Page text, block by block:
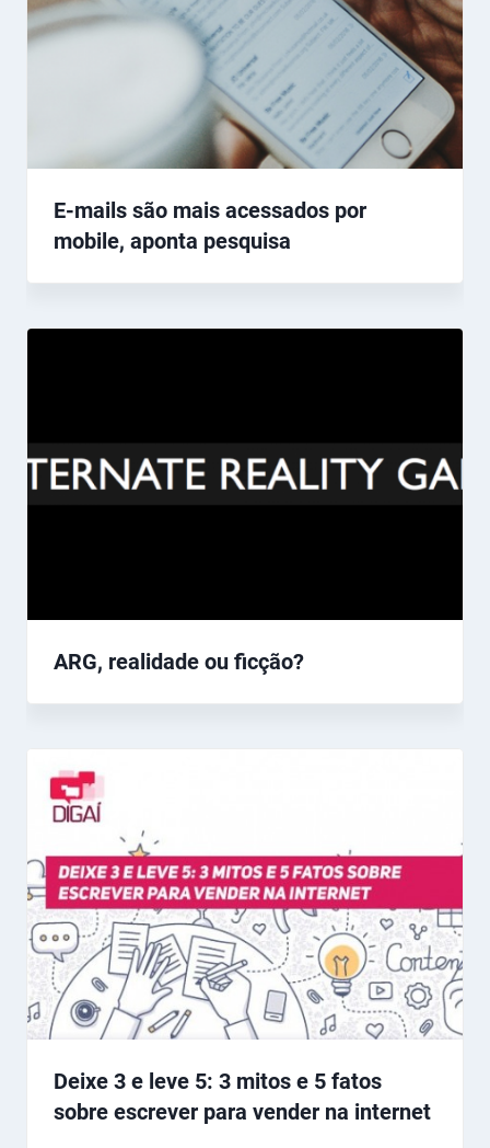
E-mails são mais acessados por
mobile, aponta pesquisa
ARG, realidade ou ficção?
Deixe 3 e leve 5: 3 mitos e 5 fatos
sobre escrever para vender na internet